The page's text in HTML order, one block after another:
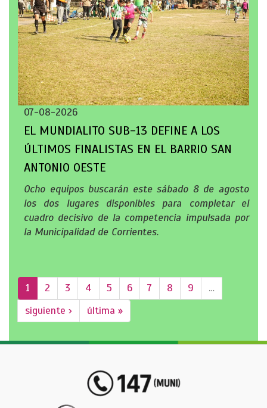
07-08-2026
EL MUNDIALITO SUB-13 DEFINE A LOS
ÚLTIMOS FINALISTAS EN EL BARRIO SAN
ANTONIO OESTE
Ocho equipos buscarán este sábado 8 de agosto
los dos lugares disponibles para completar el
cuadro decisivo de la competencia impulsada por
la Municipalidad de Corrientes.
1 2 3 4 5 6 7 8 9
…
siguiente ›
última »